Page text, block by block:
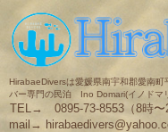
HirabaeDiversは愛媛県南宇和郡愛南
バー専門の民泊 Ino Domari(イノドマ
TEL→ 0895-73-8553（8時〜
mail→